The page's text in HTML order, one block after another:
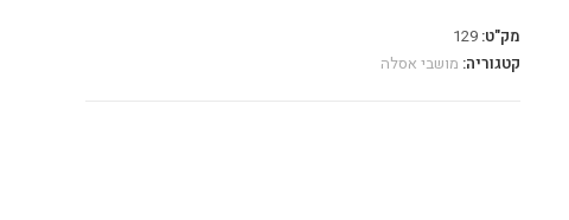
מק"ט:129
קטגוריה: מושבי אסלה